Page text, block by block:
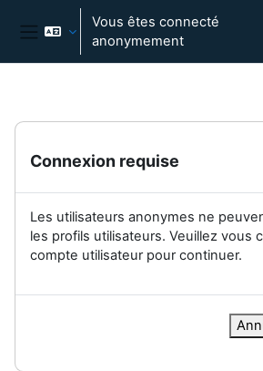
Passer au contenu principal
Panneau latéral
Vous êtes connecté
anonymement
Connexion requise
Les utilisateurs anonymes ne
les profils utilisateurs. Veuillez vous
compte utilisateur pour continuer.